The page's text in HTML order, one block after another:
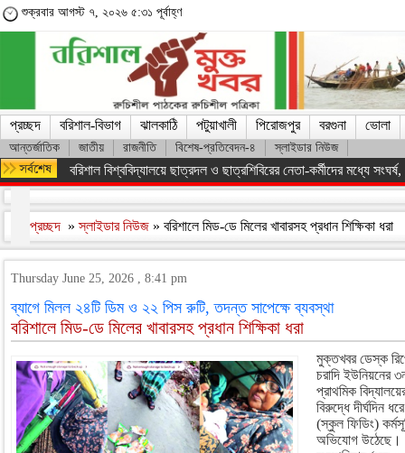
শুক্রবার আগস্ট ৭, ২০২৬ ৫:৩১ পূর্বাহ্ণ
প্রচ্ছদ বরিশাল-বিভাগ ঝালকাঠি পটুয়াখালী পিরোজপুর বরগুনা ভোলা
আন্তর্জাতিক জাতীয় রাজনীতি বিশেষ-প্রতিবেদন-৪ স্লাইডার নিউজ
বরিশাল বিশ্ববিদ্যালয়ে ছাত্রদল ও ছাত্রশিবিরের নেতা-কর্মীদের মধ্যে সংঘর্ষ,
প্রচ্ছদ »স্লাইডার নিউজ » বরিশালে মিড-ডে মিলের খাবারসহ প্রধান শিক্ষিকা ধরা
Thursday June 25, 2026 , 8:41 pm
ব্যাগে মিলল ২৪টি ডিম ও ২২ পিস রুটি, তদন্ত সাপেক্ষে ব্যবস্থা
বরিশালে মিড-ডে মিলের খাবারসহ প্রধান শিক্ষিকা ধরা
মুক্তখবর ডেস্ক
চরাদি ইউনিয়নের
প্রাথমিক
বিরুদ্ধে দীর্ঘদিন
(স্কুল ফিডিং)
অভিযোগ উঠেছে।